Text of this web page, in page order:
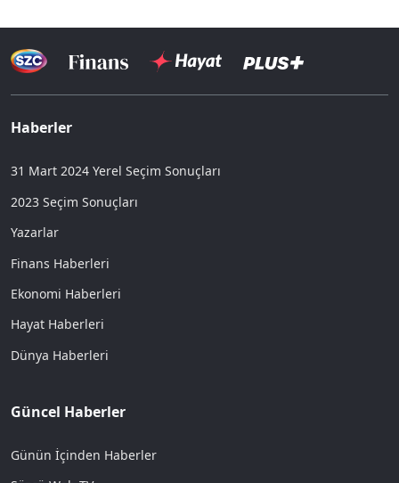
Haberler
31 Mart 2024 Yerel Seçim Sonuçları
2023 Seçim Sonuçları
Yazarlar
Finans Haberleri
Ekonomi Haberleri
Hayat Haberleri
Dünya Haberleri
Güncel Haberler
Günün İçinden Haberler